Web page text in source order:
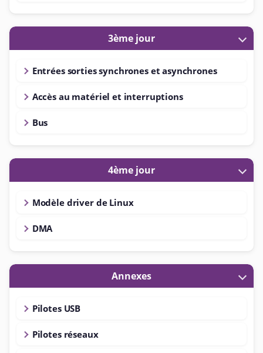
3ème jour
Entrées sorties synchrones et asynchrones
Accès au matériel et interruptions
Bus
4ème jour
Modèle driver de Linux
DMA
Annexes
Pilotes USB
Pilotes réseaux